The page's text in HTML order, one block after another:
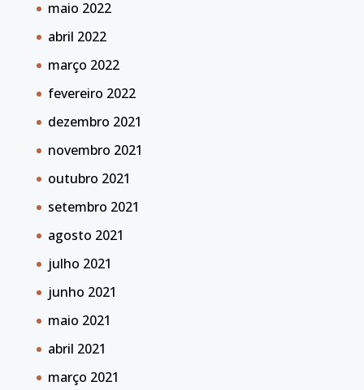
maio 2022
abril 2022
março 2022
fevereiro 2022
dezembro 2021
novembro 2021
outubro 2021
setembro 2021
agosto 2021
julho 2021
junho 2021
maio 2021
abril 2021
março 2021